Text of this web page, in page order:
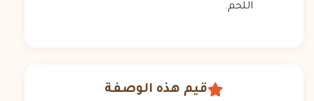
اللحم.
قيم هذه الوصفة